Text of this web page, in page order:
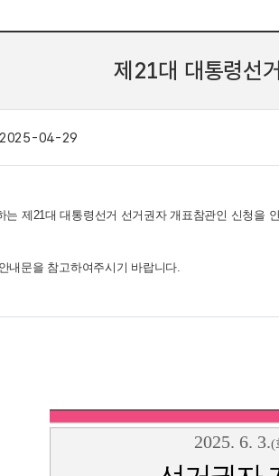
제21대 대통령선
2025-04-29
는 제21대 대통령선거 선거권자 개표참관인 신청을
내문을 참고하여주시기 바랍니다.